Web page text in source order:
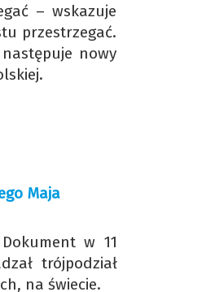
– wskazuje
przestrzegać.
nowy
Maja
w 11
trójpodział
na świecie.